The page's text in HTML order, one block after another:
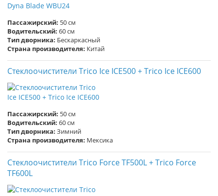
Пассажирский: 50 см
Водительский: 60 см
Тип дворника: Бескаркасный
Страна производителя: Китай
Стеклоочистители Trico Ice ICE500 + Trico Ice ICE600
Пассажирский: 50 см
Водительский: 60 см
Тип дворника: Зимний
Страна производителя: Мексика
Стеклоочистители Trico Force TF500L + Trico Force
TF600L